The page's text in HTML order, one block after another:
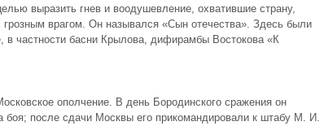
выразить гнев и воодушевление, охватившие страну,
врагом. Он назывался «Сын отечества». Здесь были
в частности басни Крылова, дифирамбы Востокова «К
ополчение. В день Бородинского сражения он
боя; после сдачи Москвы его прикомандировали к штабу М. И.